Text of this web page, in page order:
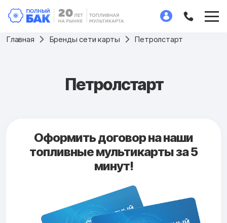
Главная Бренды сети карты Петролстарт
Петролстарт
Оформить договор на наши
топливные мультикарты за 5
минут!